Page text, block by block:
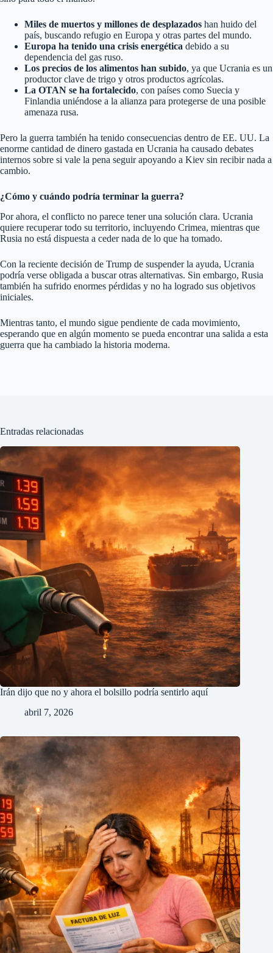
Miles de muertos y millones de desplazados han huido del
país, buscando refugio en Europa y otras partes del mundo.
Europa ha tenido una crisis energética debido a su
dependencia del gas ruso.
Los precios de los alimentos han subido, ya que Ucrania es un
productor clave de trigo y otros productos agrícolas.
La OTAN se ha fortalecido, con países como Suecia y
Finlandia uniéndose a la alianza para protegerse de una posible
amenaza rusa.
Pero la guerra también ha tenido consecuencias dentro de EE. UU. La
enorme cantidad de dinero gastada en Ucrania ha causado debates
internos sobre si vale la pena seguir apoyando a Kiev sin recibir nada a
cambio.
¿Cómo y cuándo podría terminar la guerra?
Por ahora, el conflicto no parece tener una solución clara. Ucrania
quiere recuperar todo su territorio, incluyendo Crimea, mientras que
Rusia no está dispuesta a ceder nada de lo que ha tomado.
Con la reciente decisión de Trump de suspender la ayuda, Ucrania
podría verse obligada a buscar otras alternativas. Sin embargo, Rusia
también ha sufrido enormes pérdidas y no ha logrado sus objetivos
iniciales.
Mientras tanto, el mundo sigue pendiente de cada movimiento,
esperando que en algún momento se pueda encontrar una salida a esta
guerra que ha cambiado la historia moderna.
Entradas relacionadas
Irán dijo que no y ahora el bolsillo podría sentirlo aquí
abril 7, 2026